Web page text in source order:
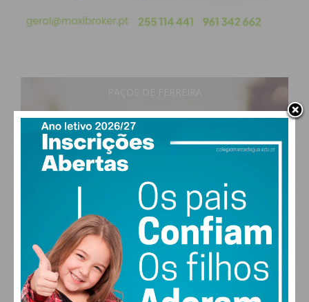
21°
vento: 1m/s O
22 °
SEX
28
SÁB
27
DOM
29
SEG